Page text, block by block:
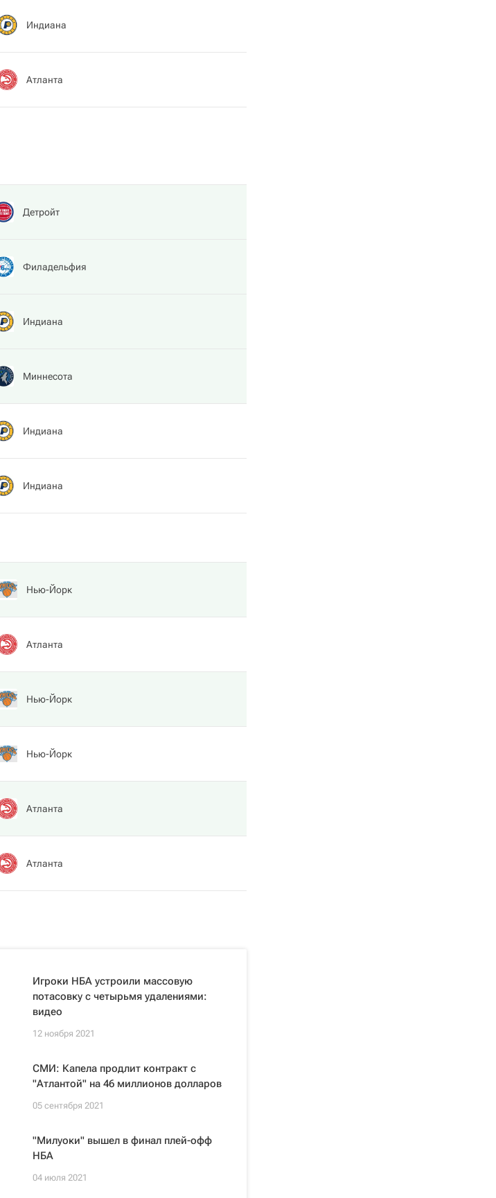
Индиана
Атланта
Детройт
Филадельфия
Индиана
Миннесота
Индиана
Индиана
Нью-Йорк
Атланта
Нью-Йорк
Нью-Йорк
Атланта
Атланта
Игроки НБА устроили массовую
потасовку с четырьмя удалениями:
видео
12 ноября 2021
СМИ: Капела продлит контракт с
"Атлантой" на 46 миллионов долларов
05 сентября 2021
"Милуоки" вышел в финал плей-офф
НБА
04 июля 2021